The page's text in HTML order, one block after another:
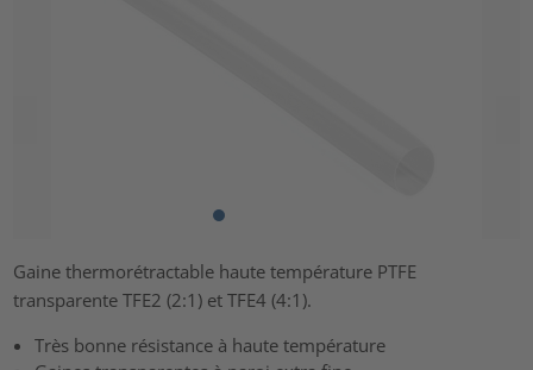
Gaine thermorétractable haute température PTFE
transparente TFE2 (2:1) et TFE4 (4:1).
Très bonne résistance à haute température